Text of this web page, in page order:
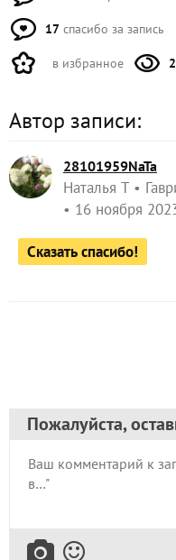
17 спасибо за запись
в избранное
Автор записи:
28101959NaTa
Наталья Т
16 ноября
Сказать спасибо!
Пожалуйста,